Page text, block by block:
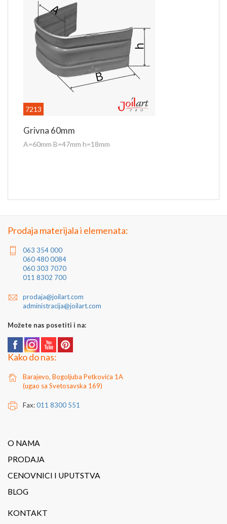
7213
Grivna 60mm
A=60mm B=47mm h=18mm
Prodaja materijala i elemenata:
063 354 000
060 480 0084
060 303 7070
011 8302 700
prodaja@joilart.com
administracija@joilart.com
Možete nas posetiti i na:
Kako do nas:
Barajevo, Bogoljuba Petkovića 1A
(ugao sa Svetosavska 169)
Fax:011 8300 551
O NAMA
PRODAJA
CENOVNICI I UPUTSTVA
BLOG
KONTAKT